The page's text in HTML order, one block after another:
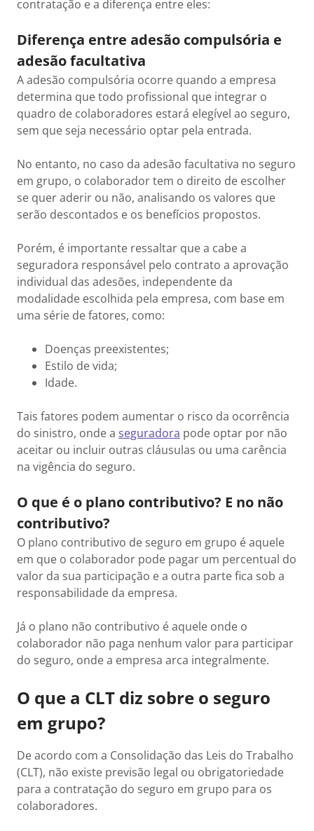
contratação e a diferença entre eles:
Diferença entre adesão compulsória e
adesão facultativa
A adesão compulsória ocorre quando a empresa
determina que todo profissional que integrar o
quadro de colaboradores estará elegível ao seguro,
sem que seja necessário optar pela entrada.
No entanto, no caso da adesão facultativa no seguro
em grupo, o colaborador tem o direito de escolher
se quer aderir ou não, analisando os valores que
serão descontados e os benefícios propostos.
Porém, é importante ressaltar que a cabe a
seguradora responsável pelo contrato a aprovação
individual das adesões, independente da
modalidade escolhida pela empresa, com base em
uma série de fatores, como:
Doenças preexistentes;
Estilo de vida;
Idade.
Tais fatores podem aumentar o risco da ocorrência
do sinistro, onde a seguradora pode optar por não
aceitar ou incluir outras cláusulas ou uma carência
na vigência do seguro.
O que é o plano contributivo? E no não
contributivo?
O plano contributivo de seguro em grupo é aquele
em que o colaborador pode pagar um percentual do
valor da sua participação e a outra parte fica sob a
responsabilidade da empresa.
Já o plano não contributivo é aquele onde o
colaborador não paga nenhum valor para participar
do seguro, onde a empresa arca integralmente.
O que a CLT diz sobre o seguro
em grupo?
De acordo com a Consolidação das Leis do Trabalho
(CLT), não existe previsão legal ou obrigatoriedade
para a contratação do seguro em grupo para os
colaboradores.